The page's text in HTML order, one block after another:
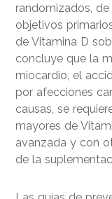
randomizados,
objetivos
de Vitamina D
concluye que la
miocardio, el
por afecciones
causas, se
mayores de
avanzada y con
de la